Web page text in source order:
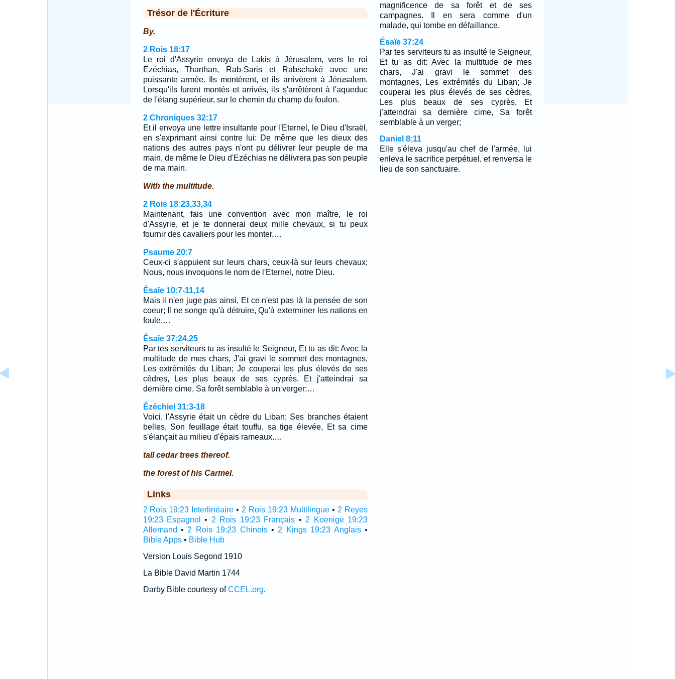
Trésor de l'Écriture
By.
2 Rois 18:17
Le roi d'Assyrie envoya de Lakis à Jérusalem, vers le roi
Ezéchias, Tharthan, Rab-Saris et Rabschaké avec une
puissante armée. Ils montèrent, et ils arrivèrent à Jérusalem.
Lorsqu'ils furent montés et arrivés, ils s'arrêtèrent à l'aqueduc
de l'étang supérieur, sur le chemin du champ du foulon.
2 Chroniques 32:17
Et il envoya une lettre insultante pour l'Eternel, le Dieu d'Israël,
en s'exprimant ainsi contre lui: De même que les dieux des
nations des autres pays n'ont pu délivrer leur peuple de ma
main, de même le Dieu d'Ezéchias ne délivrera pas son peuple
de ma main.
With the multitude.
2 Rois 18:23,33,34
Maintenant, fais une convention avec mon maître, le roi
d'Assyrie, et je te donnerai deux mille chevaux, si tu peux
fournir des cavaliers pour les monter.…
Psaume 20:7
Ceux-ci s'appuient sur leurs chars, ceux-là sur leurs chevaux;
Nous, nous invoquons le nom de l'Eternel, notre Dieu.
Ésaïe 10:7-11,14
Mais il n'en juge pas ainsi, Et ce n'est pas là la pensée de son
coeur; Il ne songe qu'à détruire, Qu'à exterminer les nations en
foule.…
Ésaïe 37:24,25
Par tes serviteurs tu as insulté le Seigneur, Et tu as dit: Avec la
multitude de mes chars, J'ai gravi le sommet des montagnes,
Les extrémités du Liban; Je couperai les plus élevés de ses
cèdres, Les plus beaux de ses cyprès, Et j'atteindrai sa
dernière cime, Sa forêt semblable à un verger;…
Ézéchiel 31:3-18
Voici, l'Assyrie était un cèdre du Liban; Ses branches étaient
belles, Son feuillage était touffu, sa tige élevée, Et sa cime
s'élançait au milieu d'épais rameaux.…
tall cedar trees thereof.
the forest of his Carmel.
Links
2 Rois 19:23 Interlinéaire • 2 Rois 19:23 Multilingue • 2 Reyes
19:23 Espagnol
• 2 Rois 19:23 Français • 2 Koenige 19:23
Allemand • 2 Rois 19:23 Chinois• 2 Kings 19:23 Anglais•
Bible Apps• Bible Hub
Version Louis Segond 1910
La Bible David Martin 1744
Darby Bible courtesy ofCCEL.org.
magnificence de sa forêt et de ses
campagnes. Il en sera comme d'un
malade, qui tombe en défaillance.
Ésaïe 37:24
Par tes serviteurs tu as insulté le Seigneur,
Et tu as dit: Avec la multitude de mes
chars, J'ai gravi le sommet des
montagnes, Les extrémités du Liban; Je
couperai les plus élevés de ses cèdres,
Les plus beaux de ses cyprès, Et
j'atteindrai sa dernière cime, Sa forêt
semblable à un verger;
Daniel 8:11
Elle s'éleva jusqu'au chef de l'armée, lui
enleva le sacrifice perpétuel, et renversa le
lieu de son sanctuaire.